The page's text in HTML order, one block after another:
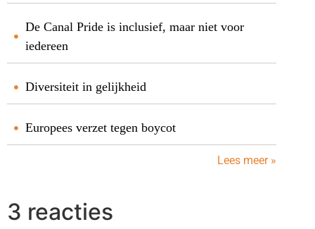
De Canal Pride is inclusief, maar niet voor
iedereen
Diversiteit in gelijkheid
Europees verzet tegen boycot
Lees meer »
3 reacties